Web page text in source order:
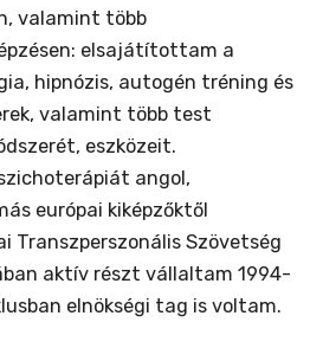
valamint több
elsajátítottam a
hipnózis, autogén tréning és
valamint több test
eszközeit.
angol,
európai kiképzőktől
Transzperszonális Szövetség
aktív részt vállaltam 1994-
elnökségi tag is voltam.